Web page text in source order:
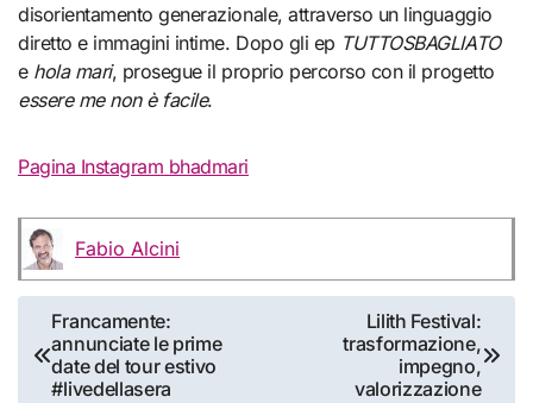
disorientamento generazionale, attraverso un linguaggio
diretto e immagini intime. Dopo gli ep TUTTOSBAGLIATO
e hola mari, prosegue il proprio percorso con il progetto
essere me non è facile.
Pagina Instagram bhadmari
Fabio Alcini
Navigazione
articoli
Francamente:
annunciate le prime
date del tour estivo
#livedellasera
Lilith Festival:
trasformazione,
impegno,
valorizzazione